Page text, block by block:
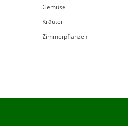
Gemüse
Kräuter
Zimmerpflanzen